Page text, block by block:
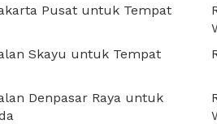
Pusat untuk Tempat
Skayu untuk Tempat
Denpasar Raya untuk